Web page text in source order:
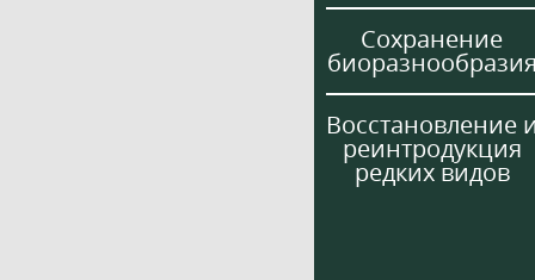
Сохранение
Восстановление
реинтродукция
редких видов